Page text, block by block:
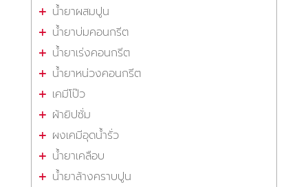
น้ำยาผสมปูน
น้ำยาบ่มคอนกรีต
น้ำยาเร่งคอนกรีต
น้ำยาหน่วงคอนกรีต
เคมีโป๊ว
ผ้ายิปซั่ม
ผงเคมีอุดน้ำรั่ว
น้ำยาเคลือบ
น้ำยาล้างคราบปูน